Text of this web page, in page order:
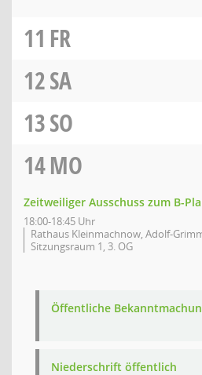
11 FR
12SA
13SO
14MO
Zeitweiliger Ausschuss zum B-
18:00-18:45 Uhr
Rathaus Kleinmachnow, Adolf-
Sitzungsraum 1, 3. OG
Öffentliche
Niederschrift öffentlich